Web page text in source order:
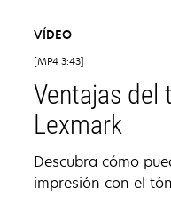
VÍDEO
MP4 3:43
Ventajas del
Lexmark
Descubra cómo
impresión con el